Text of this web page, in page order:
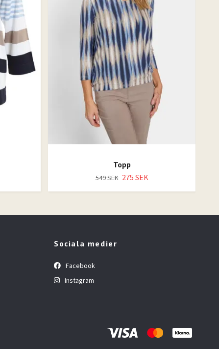
Topp
549 SEK 275 SEK
Sociala medier
Facebook
Instagram